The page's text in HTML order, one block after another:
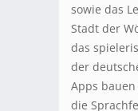
sowie das
Stadt der
das
der
Apps
die